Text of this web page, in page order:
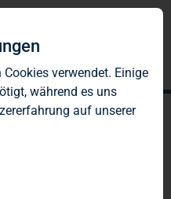
verwendet. Einige
während es uns
auf unserer